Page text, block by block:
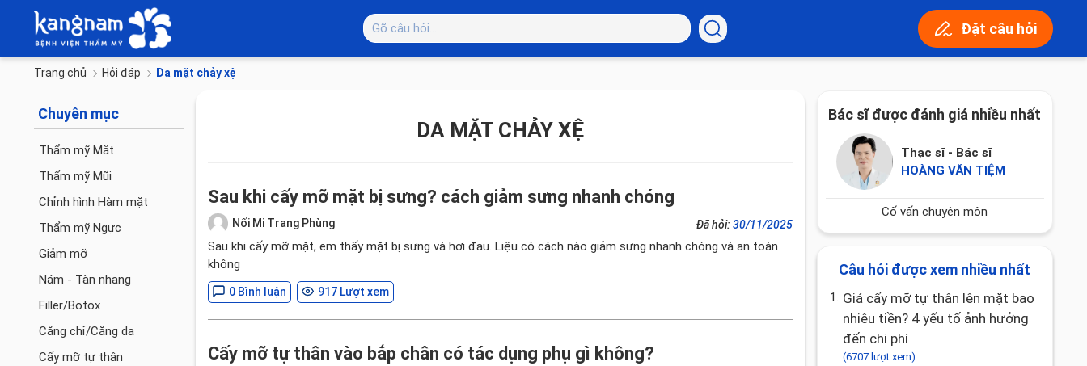
Đặt câu hỏi
Trang chủ Hỏi đáp Da mặt chảy xệ
Chuyên mục
Thẩm mỹ Mắt
Thẩm mỹ Mũi
Chỉnh hình Hàm mặt
Thẩm mỹ Ngực
Giảm mỡ
Nám - Tàn nhang
Filler/Botox
Căng chỉ/Căng da
Cấy mỡ tự thân
DA MẶT CHẢY XỆ
Sau khi cấy mỡ mặt bị sưng? cách giảm sưng nhanh chóng
Nối Mi Trang Phùng Đã hỏi: 30/11/2025
Sau khi cấy mỡ mặt, em thấy mặt bị sưng và hơi đau. Liệu có cách nào giảm sưng nhanh chóng và an toàn
không
0 Bình luận 917 Lượt xem
Cấy mỡ tự thân vào bắp chân có tác dụng phụ gì không?
Bác sĩ được đánh giá nhiều nhất
Thạc sĩ - Bác sĩ
HOÀNG VĂN TIỆM
Cố vấn chuyên môn
Câu hỏi được xem nhiều nhất
1. Giá cấy mỡ tự thân lên mặt bao
nhiêu tiền? 4 yếu tố ảnh hưởng
đến chi phí
(6707 lượt xem)